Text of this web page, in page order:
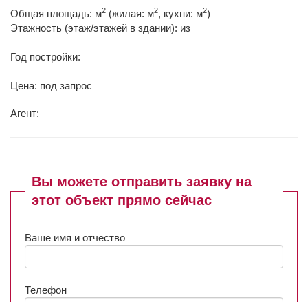
Общая площадь: м2 (жилая: м2, кухни: м2)
Этажность (этаж/этажей в здании): из
Год постройки:
Цена: под запрос
Агент:
Вы можете отправить заявку на
этот объект прямо сейчас
Ваше имя и отчество
Телефон